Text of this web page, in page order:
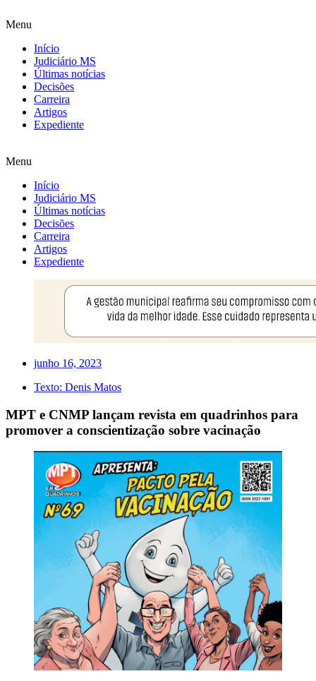
Menu
Início
Judiciário MS
Últimas notícias
Decisões
Carreira
Artigos
Expediente
Menu
Início
Judiciário MS
Últimas notícias
Decisões
Carreira
Artigos
Expediente
junho 16, 2023
Texto: Denis Matos
MPT e CNMP lançam revista em quadrinhos para
promover a conscientização sobre vacinação